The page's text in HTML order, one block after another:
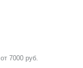
7000 руб.